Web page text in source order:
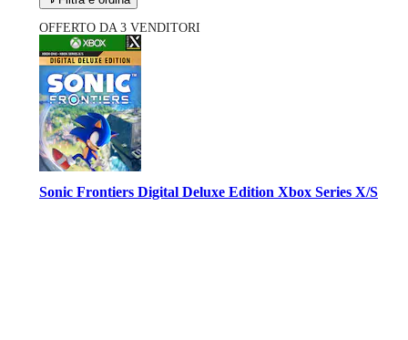
OFFERTO DA 3 VENDITORI
Sonic Frontiers Digital Deluxe Edition Xbox Series X/S